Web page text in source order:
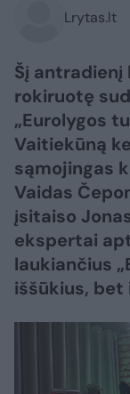
Lrytas.lt
Šį antradienį
rokiruotę
„Eurolygos
Vaitiekūną
sąmojingas
Vaidas
įsitaiso
ekspertai
laukiančius
iššūkius, bet